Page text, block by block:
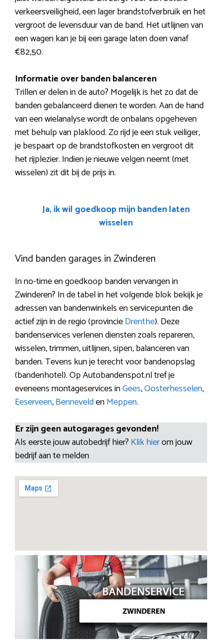
verkeersveiligheid, een lager brandstofverbruik en het
vergroot de levensduur van de band. Het uitlijnen van
een wagen kan je bij een garage laten doen vanaf
€82,50.
Informatie over banden balanceren
Trillen er delen in de auto? Mogelijk is het zo dat de
banden gebalanceerd dienen te worden. Aan de hand
van een wielanalyse wordt de onbalans opgeheven
met behulp van plaklood. Zo rijd je een stuk veiliger,
je bespaart op de brandstofkosten en vergroot dit
het rijplezier. Indien je nieuwe velgen neemt (met
wisselen) zit dit bij de prijs in.
Ja, ik wil goedkoop mijn banden laten
wisselen
Vind banden garages in Zwinderen
In no-time en goedkoop banden vervangen in
Zwinderen? In de tabel in het volgende blok bekijk je
adressen van bandenwinkels en servicepunten die
actief zijn in de regio (provincieDrenthe). Deze
bandenservices verlenen diensten zoals repareren,
wisselen, trimmen, uitlijnen, sipen, balanceren van
banden. Tevens kun je terecht voor bandenopslag
(bandenhotel). Op Autobandenspot.nl tref je
eveneens montageservices inGees,Oosterhesselen,
Eeserveen,BenneveldenMeppen.
Er zijn geen autogarages gevonden!
Als eerste jouw autobedrijf hier? Klik hierom jouw
bedrijf aan te melden